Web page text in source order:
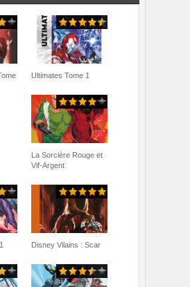
Ultimates Tome 1
La Sorcière Rouge et
Vif-Argent
Disney Vilains : Scar